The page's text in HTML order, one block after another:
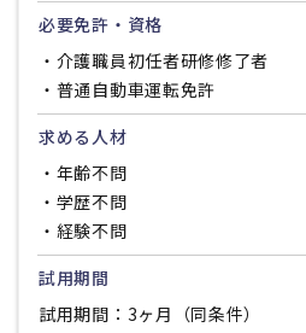
必要免許・資格
・介護職員初任者研修修了者
・普通自動車運転免許
求める人材
・年齢不問
・学歴不問
・経験不問
試用期間
試用期間：3ヶ月（同条件）